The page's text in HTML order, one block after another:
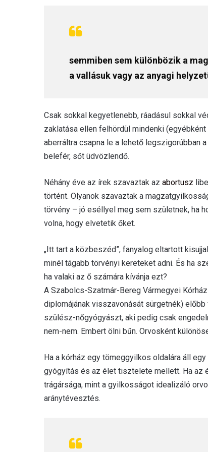
semmiben sem különbözik a
a vallásuk vagy az anyagi
Csak sokkal kegyetlenebb, ráadásul sokkal
zaklatása ellen felhördül mindenki
aberráltra csapna le a lehető legszigorúbban
belefér, sőt üdvözlendő.
Néhány éve az írek szavaztak az abortusz
történt. Olyanok szavaztak a
törvény – jó eséllyel meg sem születnek, ha
volna, hogy elvetetik őket.
„Itt tart a közbeszéd”, fanyalog eltartott
minél tágabb törvényi kereteket adni. És ha
ha valaki az ő számára kívánja ezt?
A Szabolcs-Szatmár-Bereg Vármegyei
diplomájának visszavonását sürgetnék)
szülész-nőgyógyászt, aki pedig csak
nem-nem. Embert ölni bűn. Orvosként
Ha a kórház egy tömeggyilkos oldalára áll
gyógyítás és az élet tisztelete mellett. Ha az
trágársága, mint a gyilkosságot idealizáló
aránytévesztés.